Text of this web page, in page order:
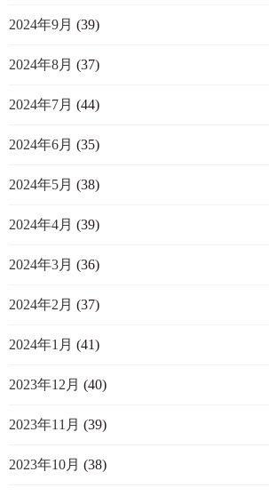
2024年9月 (39)
2024年8月 (37)
2024年7月 (44)
2024年6月 (35)
2024年5月 (38)
2024年4月 (39)
2024年3月 (36)
2024年2月 (37)
2024年1月 (41)
2023年12月 (40)
2023年11月 (39)
2023年10月 (38)